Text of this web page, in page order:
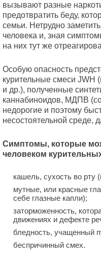
вызывают разные
предотвратить беду,
семьи. Нетрудно
человека и, зная
на них тут же
Особую опасность
курительные смеси JWH
и др.), полученные
каннабиноидов, МДПВ
недорогие и поэтому
несостоятельной среде,
Симптомы, которые
человеком
кашель, сухость во рту
мутные, или красные
себе глазные капли);
заторможенность,
движениях и дефекте
бледность, учащенный
беспричинный смех.